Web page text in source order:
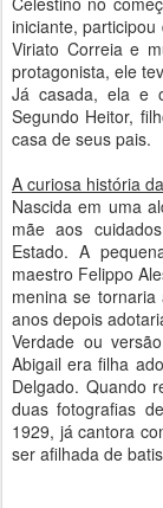
iniciante,
Viriato Correia e
protagonista, ele
Já casada, ela e
Segundo Heitor,
casa de seus pais.
A curiosa história
Nascida em uma
mãe aos
Estado. A
maestro Felippo
menina se
anos depois
Verdade ou
Abigail era filha
Delgado. Quando
duas fotografias
1929, já cantora
ser afilhada de